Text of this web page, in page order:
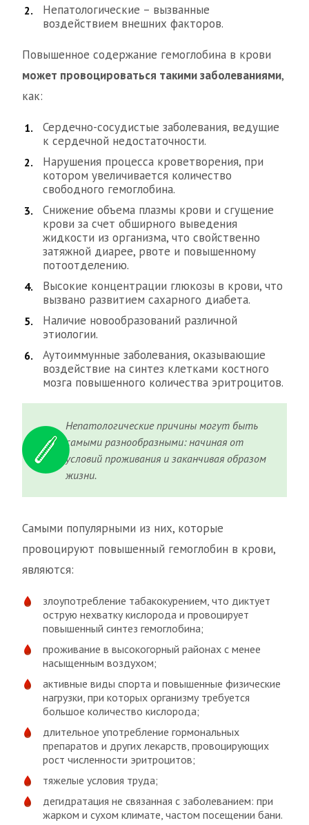
Непатологические – вызванные
воздействием внешних факторов.
Повышенное содержание гемоглобина в крови
может провоцироваться такими заболеваниями,
как:
Сердечно-сосудистые заболевания, ведущие
к сердечной недостаточности.
Нарушения процесса кроветворения, при
котором увеличивается количество
свободного гемоглобина.
Снижение объема плазмы крови и сгущение
крови за счет обширного выведения
жидкости из организма, что свойственно
затяжной диарее, рвоте и повышенному
потоотделению.
Высокие концентрации глюкозы в крови, что
вызвано развитием сахарного диабета.
Наличие новообразований различной
этиологии.
Аутоиммунные заболевания, оказывающие
воздействие на синтез клетками костного
мозга повышенного количества эритроцитов.
Непатологические причины могут быть
самыми разнообразными: начиная от
условий проживания и заканчивая образом
жизни.
Самыми популярными из них, которые
провоцируют повышенный гемоглобин в крови,
являются:
злоупотребление табакокурением, что диктует
острую нехватку кислорода и провоцирует
повышенный синтез гемоглобина;
проживание в высокогорный районах с менее
насыщенным воздухом;
активные виды спорта и повышенные физические
нагрузки, при которых организму требуется
большое количество кислорода;
длительное употребление гормональных
препаратов и других лекарств, провоцирующих
рост численности эритроцитов;
тяжелые условия труда;
дегидратация не связанная с заболеванием: при
жарком и сухом климате, частом посещении бани.